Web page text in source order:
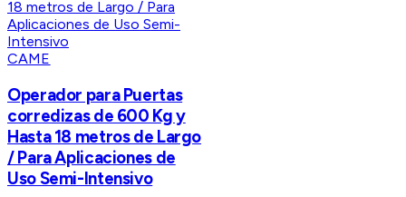
CAME
Operador para Puertas
corredizas de 600 Kg y
Hasta 18 metros de Largo
/ Para Aplicaciones de
Uso Semi-Intensivo